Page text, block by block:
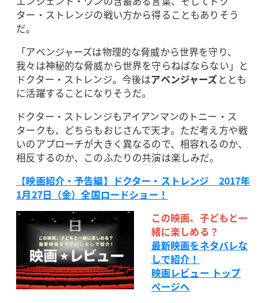
ター・ストレンジの戦い方から得ることもありそう
だ。
「アベンジャーズは物理的な脅威から世界を守り、
我々は神秘的な脅威から世界を守らねばならない」と
ドクター・ストレンジ。今後はアベンジャーズととも
に活躍することになりそうだ。
ドクター・ストレンジもアイアンマンのトニー・ス
タークも、どちらもおじさんで天才。ただ考え方や戦
いのアプローチが大きく異なるので、相容れるのか、
相反するのか、このふたりの共演は楽しみだ。
【映画紹介・予告編】ドクター・ストレンジ 2017年
1月27日（金）全国ロードショー！
この映画、子どもと一
緒に楽しめる？
最新映画をネタバレな
しで紹介！
映画レビュー トップ
ページへ